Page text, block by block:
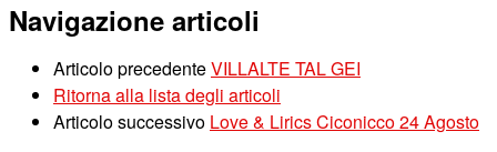
Navigazione articoli
Articolo precedenteVILLALTE TAL GEI
Ritorna alla lista degli articoli
Articolo successivo Love & Lirics Ciconicco 24 Agosto